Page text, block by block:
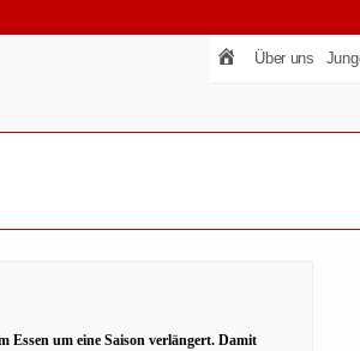
Über uns
Essen um eine Saison verlängert. Damit